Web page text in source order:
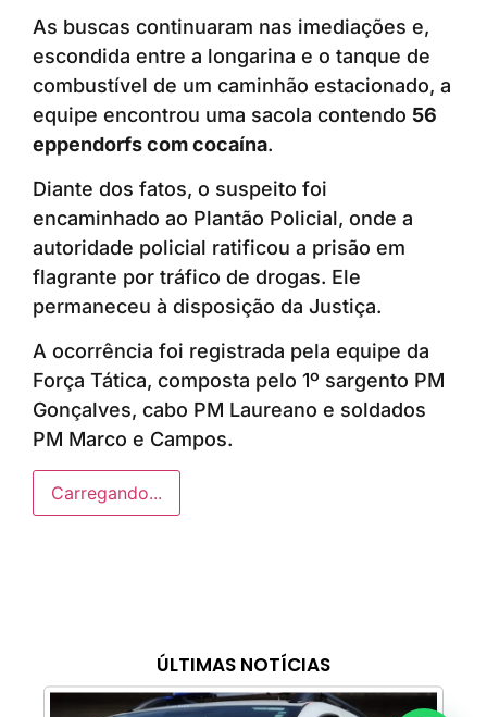
ÚLTIMAS NOTÍCIAS
As buscas continuaram nas imediações e,
escondida entre a longarina e o tanque de
combustível de um caminhão estacionado, a
equipe encontrou uma sacola contendo 56
eppendorfs com cocaína.
Diante dos fatos, o suspeito foi
encaminhado ao Plantão Policial, onde a
autoridade policial ratificou a prisão em
flagrante por tráfico de drogas. Ele
permaneceu à disposição da Justiça.
A ocorrência foi registrada pela equipe da
Força Tática, composta pelo 1º sargento PM
Gonçalves, cabo PM Laureano e soldados
PM Marco e Campos.
Carregando...